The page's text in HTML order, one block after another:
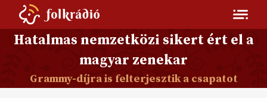
Hatalmas nemzetközi sikert ért el a
magyar zenekar
Grammy-díjra is felterjesztik a csapatot